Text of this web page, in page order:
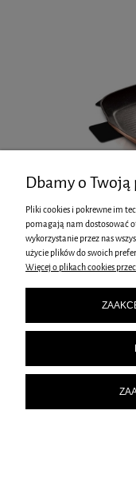
PATELNIA GRILLOWA
Dbamy o
Pliki cookies i pokrewne im
pomagają nam dostosować
wykorzystanie przez nas
użycie plików do swoich
Więcej o plikach cookies